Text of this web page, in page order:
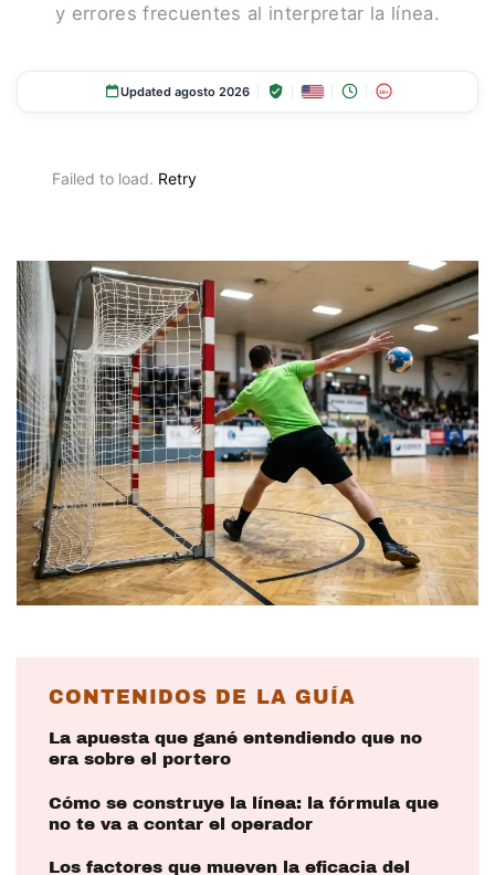
y errores frecuentes al interpretar la línea.
Updated agosto 2026 18+
Failed to load. Retry
CONTENIDOS DE LA GUÍA
La apuesta que gané entendiendo que no
era sobre el portero
Cómo se construye la línea: la fórmula que
no te va a contar el operador
Los factores que mueven la eficacia del